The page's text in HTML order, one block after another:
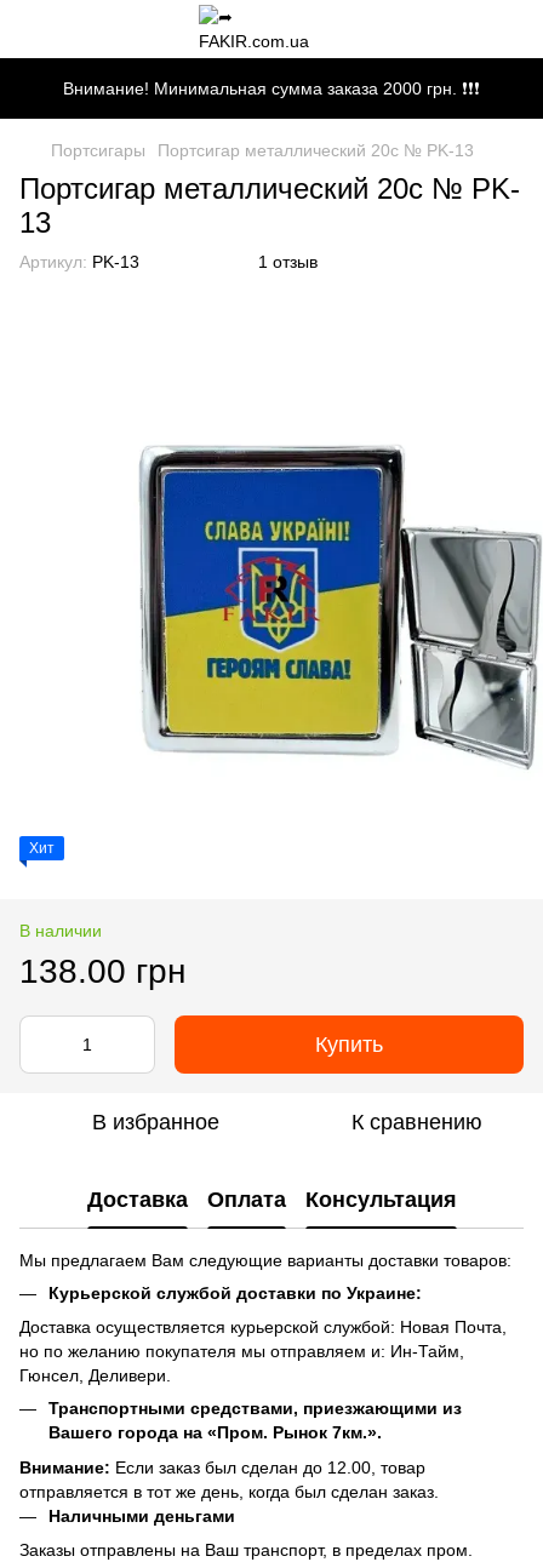
Внимание! Минимальная сумма заказа 2000 грн. ❗❗❗
Портсигары Портсигар металлический 20c № PK-13
Портсигар металлический 20c № PK-
13
Артикул: PK-13 1 отзыв
Хит
В наличии
138.00 грн
Купить
В избранное К сравнению
Доставка Оплата Консультация
Мы предлагаем Вам следующие варианты доставки товаров:
Курьерской службой доставки по Украине:
Доставка осуществляется курьерской службой: Новая Почта,
но по желанию покупателя мы отправляем и: Ин-Тайм,
Гюнсел, Деливери.
Транспортными средствами, приезжающими из
Вашего города на «Пром. Рынок 7км.».
Внимание: Если заказ был сделан до 12.00, товар
отправляется в тот же день, когда был сделан заказ.
Наличными деньгами
Заказы отправлены на Ваш транспорт, в пределах пром.